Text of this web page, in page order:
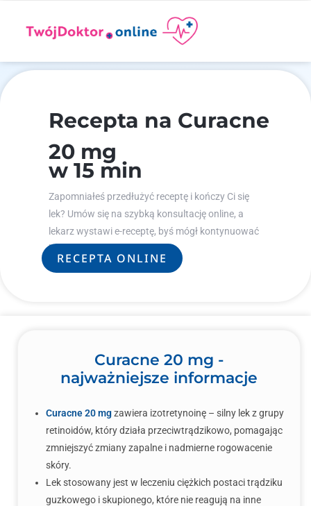
Recepta na Curacne
20 mg
w 15 min
Zapomniałeś przedłużyć receptę i kończy Ci się
lek? Umów się na szybką konsultację online, a
lekarz wystawi e-receptę, byś mógł kontynuować
leczenie.
RECEPTA ONLINE
Curacne 20 mg -
najważniejsze informacje
Curacne 20 mgzawiera izotretynoinę – silny lek z grupy
retinoidów, który działa przeciwtrądzikowo, pomagając
zmniejszyć zmiany zapalne i nadmierne rogowacenie
skóry.
Lek stosowany jest w leczeniu ciężkich postaci trądziku
guzkowego i skupionego, które nie reagują na inne